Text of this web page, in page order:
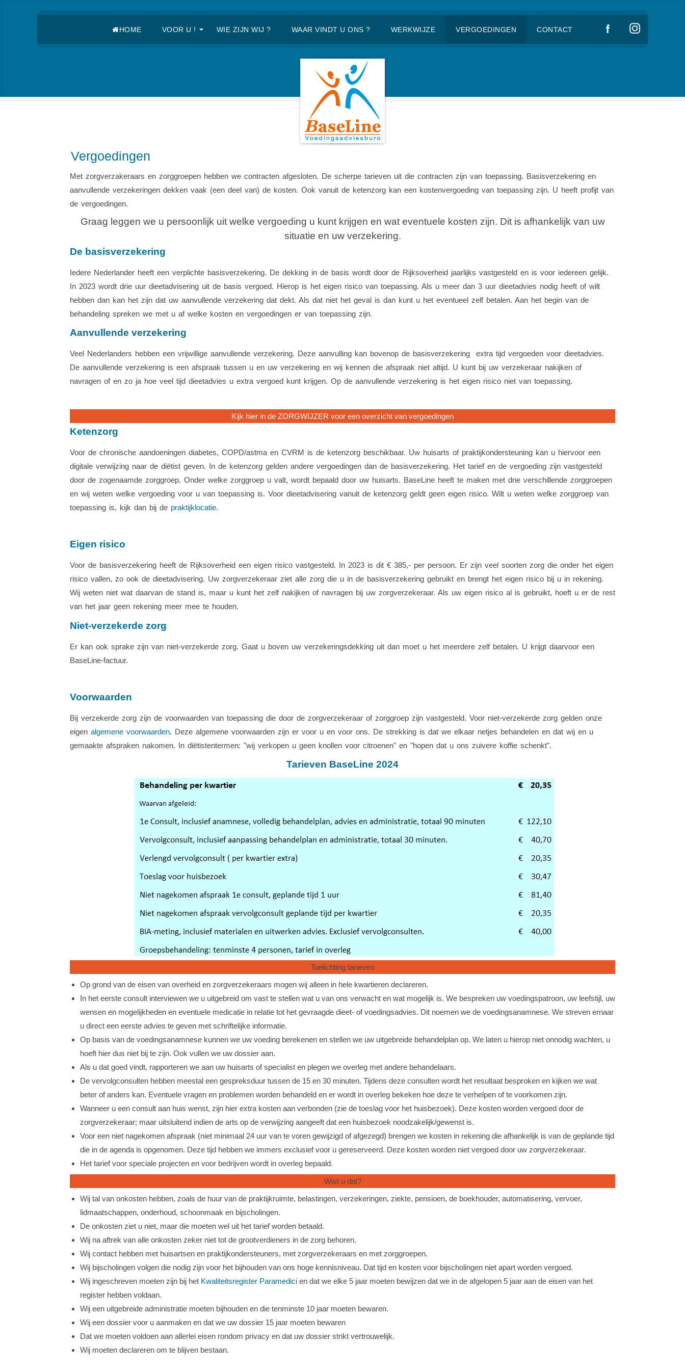
HOME VOOR U ! WIE ZIJN WIJ ? WAAR VINDT U ONS ? WERKWIJZE VERGOEDINGEN CONTACT
Vergoedingen
Met zorgverzakeraars en zorggroepen hebben we contracten afgesloten. De scherpe tarieven uit die contracten zijn van toepassing. Basisverzekering en
aanvullende verzekeringen dekken vaak (een deel van) de kosten. Ook vanuit de ketenzorg kan een kostenvergoeding van toepassing zijn. U heeft profijt van
de vergoedingen.
Graag leggen we u persoonlijk uit welke vergoeding u kunt krijgen en wat eventuele kosten zijn. Dit is afhankelijk van uw
situatie en uw verzekering.
De basisverzekering
Iedere Nederlander heeft een verplichte basisverzekering. De dekking in de basis wordt door de Rijksoverheid jaarlijks vastgesteld en is voor iedereen gelijk.
In 2023 wordt drie uur dieetadvisering uit de basis vergoed. Hierop is het eigen risico van toepassing. Als u meer dan 3 uur dieetadvies nodig heeft of wilt
hebben dan kan het zijn dat uw aanvullende verzekering dat dekt. Als dat niet het geval is dan kunt u het eventueel zelf betalen. Aan het begin van de
behandeling spreken we met u af welke kosten en vergoedingen er van toepassing zijn.
Aanvullende verzekering
Veel Nederlanders hebben een vrijwillige aanvullende verzekering. Deze aanvulling kan bovenop de basisverzekering extra tijd vergoeden voor dieetadvies.
De aanvullende verzekering is een afspraak tussen u en uw verzekering en wij kennen die afspraak niet altijd. U kunt bij uw verzekeraar nakijken of
navragen of en zo ja hoe veel tijd dieetadvies u extra vergoed kunt krijgen. Op de aanvullende verzekering is het eigen risico niet van toepassing.
Kijk hier in de ZORGWIJZER voor een overzicht van vergoedingen
Ketenzorg
Voor de chronische aandoeningen diabetes, COPD/astma en CVRM is de ketenzorg beschikbaar. Uw huisarts of praktijkondersteuning kan u hiervoor een
digitale verwijzing naar de diëtist geven. In de ketenzorg gelden andere vergoedingen dan de basisverzekering. Het tarief en de vergoeding zijn vastgesteld
door de zogenaamde zorggroep. Onder welke zorggroep u valt, wordt bepaald door uw huisarts. BaseLine heeft te maken met drie verschillende zorggroepen
en wij weten welke vergoeding voor u van toepassing is. Voor dieetadvisering vanuit de ketenzorg geldt geen eigen risico. Wilt u weten welke zorggroep van
toepassing is, kijk dan bij de praktijklocatie.
Eigen risico
Voor de basisverzekering heeft de Rijksoverheid een eigen risico vastgesteld. In 2023 is dit € 385,- per persoon. Er zijn veel soorten zorg die onder het eigen
risico vallen, zo ook de dieetadvisering. Uw zorgverzekeraar ziet alle zorg die u in de basisverzekering gebruikt en brengt het eigen risico bij u in rekening.
Wij weten niet wat daarvan de stand is, maar u kunt het zelf nakijken of navragen bij uw zorgverzekeraar. Als uw eigen risico al is gebruikt, hoeft u er de rest
van het jaar geen rekening meer mee te houden.
Niet-verzekerde zorg
Er kan ook sprake zijn van niet-verzekerde zorg. Gaat u boven uw verzekeringsdekking uit dan moet u het meerdere zelf betalen. U krijgt daarvoor een
BaseLine-factuur.
Voorwaarden
Bij verzekerde zorg zijn de voorwaarden van toepassing die door de zorgverzekeraar of zorggroep zijn vastgesteld. Voor niet-verzekerde zorg gelden onze
eigen algemene voorwaarden. Deze algemene voorwaarden zijn er voor u en voor ons. De strekking is dat we elkaar netjes behandelen en dat wij en u
gemaakte afspraken nakomen. In diëtistentermen: "wij verkopen u geen knollen voor citroenen" en "hopen dat u ons zuivere koffie schenkt".
Tarieven BaseLine 2024
Toelichting tarieven
Op grond van de eisen van overheid en zorgverzekeraars mogen wij alleen in hele kwartieren declareren.
In het eerste consult interviewen we u uitgebreid om vast te stellen wat u van ons verwacht en wat mogelijk is. We bespreken uw voedingspatroon, uw leefstijl, uw
wensen en mogelijkheden en eventuele medicatie in relatie tot het gevraagde dieet- of voedingsadvies. Dit noemen we de voedingsanamnese. We streven ernaar
u direct een eerste advies te geven met schriftelijke informatie.
Op basis van de voedingsanamnese kunnen we uw voeding berekenen en stellen we uw uitgebreide behandelplan op. We laten u hierop niet onnodig wachten, u
hoeft hier dus niet bij te zijn. Ook vullen we uw dossier aan.
Als u dat goed vindt, rapporteren we aan uw huisarts of specialist en plegen we overleg met andere behandelaars.
De vervolgconsulten hebben meestal een gespreksduur tussen de 15 en 30 minuten. Tijdens deze consulten wordt het resultaat besproken en kijken we wat
beter of anders kan. Eventuele vragen en problemen worden behandeld en er wordt in overleg bekeken hoe deze te verhelpen of te voorkomen zijn.
Wanneer u een consult aan huis wenst, zijn hier extra kosten aan verbonden (zie de toeslag voor het huisbezoek). Deze kosten worden vergoed door de
zorgverzekeraar; maar uitsluitend indien de arts op de verwijzing aangeeft dat een huisbezoek noodzakelijk/gewenst is.
Voor een niet nagekomen afspraak (niet minimaal 24 uur van te voren gewijzigd of afgezegd) brengen we kosten in rekening die afhankelijk is van de geplande tijd
die in de agenda is opgenomen. Deze tijd hebben we immers exclusief voor u gereserveerd. Deze kosten worden niet vergoed door uw zorgverzekeraar.
Het tarief voor speciale projecten en voor bedrijven wordt in overleg bepaald.
Wist u dat?
Wij tal van onkosten hebben, zoals de huur van de praktijkruimte, belastingen, verzekeringen, ziekte, pensioen, de boekhouder, automatisering, vervoer,
lidmaatschappen, onderhoud, schoonmaak en bijscholingen.
De onkosten ziet u niet, maar die moeten wel uit het tarief worden betaald.
Wij na aftrek van alle onkosten zeker niet tot de grootverdieners in de zorg behoren.
Wij contact hebben met huisartsen en praktijkondersteuners, met zorgverzekeraars en met zorggroepen.
Wij bijscholingen volgen die nodig zijn voor het bijhouden van ons hoge kennisniveau. Dat tijd en kosten voor bijscholingen niet apart worden vergoed.
Wij ingeschreven moeten zijn bij het Kwaliteitsregister Paramedici en dat we elke 5 jaar moeten bewijzen dat we in de afgelopen 5 jaar aan de eisen van het
register hebben voldaan.
Wij een uitgebreide administratie moeten bijhouden en die tenminste 10 jaar moeten bewaren.
Wij een dossier voor u aanmaken en dat we uw dossier 15 jaar moeten bewaren
Dat we moeten voldoen aan allerlei eisen rondom privacy en dat uw dossier strikt vertrouwelijk.
Wij moeten declareren om te blijven bestaan.